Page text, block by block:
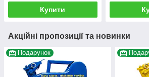
Купити
Акційні пропозиції та новинки
Подарунок